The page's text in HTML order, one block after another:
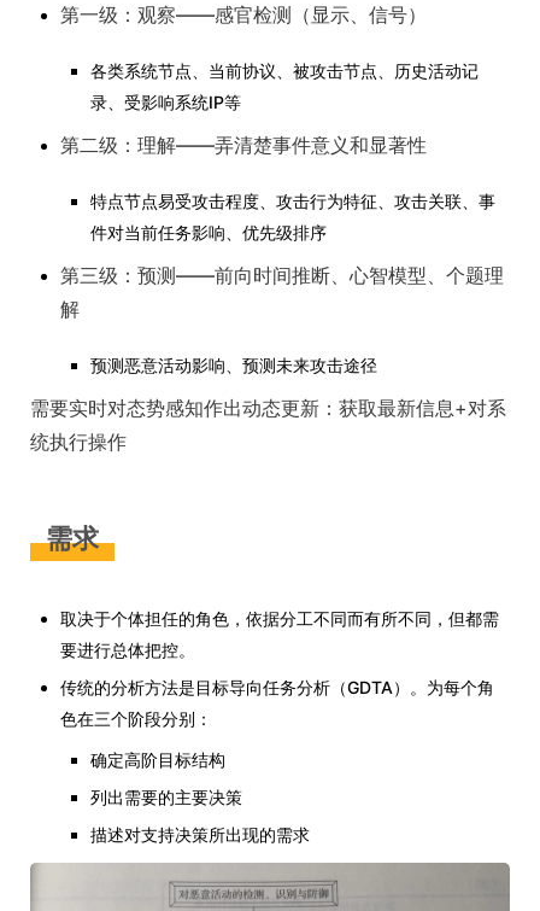
第一级：观察——感官检测（显示、信号）
各类系统节点、当前协议、被攻击节点、历史活动记
录、受影响系统IP等
第二级：理解——弄清楚事件意义和显著性
特点节点易受攻击程度、攻击行为特征、攻击关联、事
件对当前任务影响、优先级排序
第三级：预测——前向时间推断、心智模型、个题理
解
预测恶意活动影响、预测未来攻击途径
需要实时对态势感知作出动态更新：获取最新信息+对系
统执行操作
需求
取决于个体担任的角色，依据分工不同而有所不同，但都需
要进行总体把控。
传统的分析方法是目标导向任务分析（GDTA）。为每个角
色在三个阶段分别：
确定高阶目标结构
列出需要的主要决策
描述对支持决策所出现的需求